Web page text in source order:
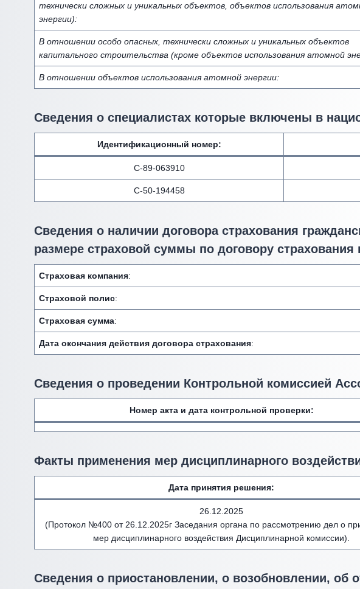
технически сложных и уникальных объектов, объектов использования
энергии):
В отношении особо опасных, технически сложных и уникальных объектов
капитального строительства (кроме объектов использования атомной
В отношении объектов использования атомной энергии:
Сведения о специалистах которые включены в
Идентификационный номер:
С-89-063910
С-50-194458
Сведения о наличии договора страхования
размере страховой суммы по договору страхования
Страховая компания:
Страховой полис:
Страховая сумма:
Дата окончания действия договора страхования:
Сведения о проведении Контрольной комиссией
Номер акта и дата контрольной проверки:
Факты применения мер дисциплинарного
Дата принятия решения:
26.12.2025
(Протокол №400 от 26.12.2025г Заседания органа по рассмотрению дел о
мер дисциплинарного воздействия Дисциплинарной комиссии).
Сведения о приостановлении, о возобновлении, об